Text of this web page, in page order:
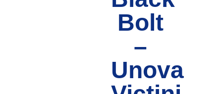
Bolt
–
Unova